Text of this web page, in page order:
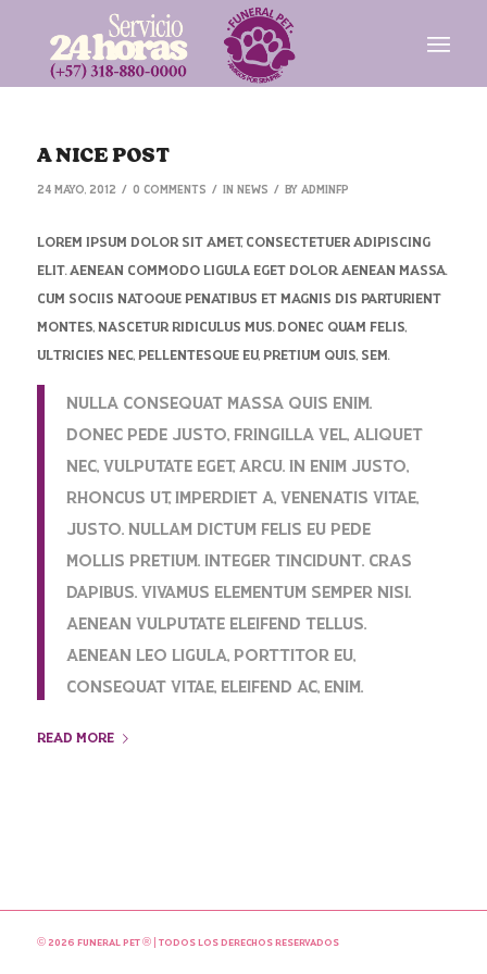
A NICE POST
24 mayo, 2012 / 0 Comments / inNews / byAdminFp
Lorem ipsum dolor sit amet, consectetuer adipiscing
elit. Aenean commodo ligula eget dolor. Aenean massa.
Cum sociis natoque penatibus et magnis dis parturient
montes, nascetur ridiculus mus. Donec quam felis,
ultricies nec, pellentesque eu, pretium quis, sem.
Nulla consequat massa quis enim.
Donec pede justo, fringilla vel, aliquet
nec, vulputate eget, arcu. In enim justo,
rhoncus ut, imperdiet a, venenatis vitae,
justo. Nullam dictum felis eu pede
mollis pretium. Integer tincidunt. Cras
dapibus. Vivamus elementum semper nisi.
Aenean vulputate eleifend tellus.
Aenean leo ligula, porttitor eu,
consequat vitae, eleifend ac, enim.
Read more
© 2026 Funeral PET ® | Todos los derechos reservados